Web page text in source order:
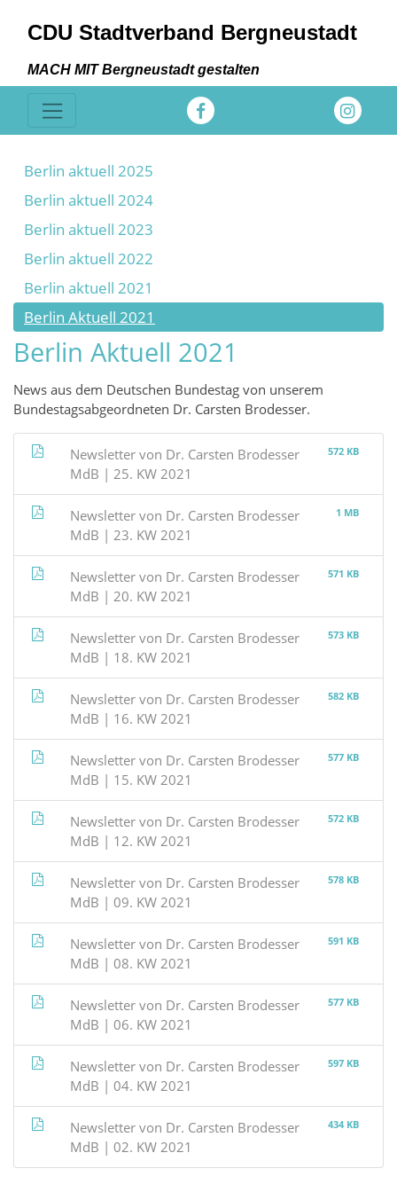
CDU Stadtverband Bergneustadt
MACH MIT Bergneustadt gestalten
Berlin aktuell 2025
Berlin aktuell 2024
Berlin aktuell 2023
Berlin aktuell 2022
Berlin aktuell 2021
Berlin Aktuell 2021
Berlin Aktuell 2021
News aus dem Deutschen Bundestag von unserem
Bundestagsabgeordneten Dr. Carsten Brodesser.
Newsletter von Dr. Carsten Brodesser
MdB | 25. KW 2021
572 KB
Newsletter von Dr. Carsten Brodesser
MdB | 23. KW 2021
1 MB
Newsletter von Dr. Carsten Brodesser
MdB | 20. KW 2021
571 KB
Newsletter von Dr. Carsten Brodesser
MdB | 18. KW 2021
573 KB
Newsletter von Dr. Carsten Brodesser
MdB | 16. KW 2021
582 KB
Newsletter von Dr. Carsten Brodesser
MdB | 15. KW 2021
577 KB
Newsletter von Dr. Carsten Brodesser
MdB | 12. KW 2021
572 KB
Newsletter von Dr. Carsten Brodesser
MdB | 09. KW 2021
578 KB
Newsletter von Dr. Carsten Brodesser
MdB | 08. KW 2021
591 KB
Newsletter von Dr. Carsten Brodesser
MdB | 06. KW 2021
577 KB
Newsletter von Dr. Carsten Brodesser
MdB | 04. KW 2021
597 KB
Newsletter von Dr. Carsten Brodesser
MdB | 02. KW 2021
434 KB